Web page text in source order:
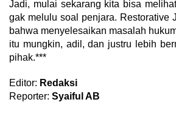
Jadi, mulai sekarang kita bisa
gak melulu soal penjara. Restorative
bahwa menyelesaikan masalah
itu mungkin, adil, dan justru lebih
pihak.***
Editor: Redaksi
Reporter: Syaiful AB